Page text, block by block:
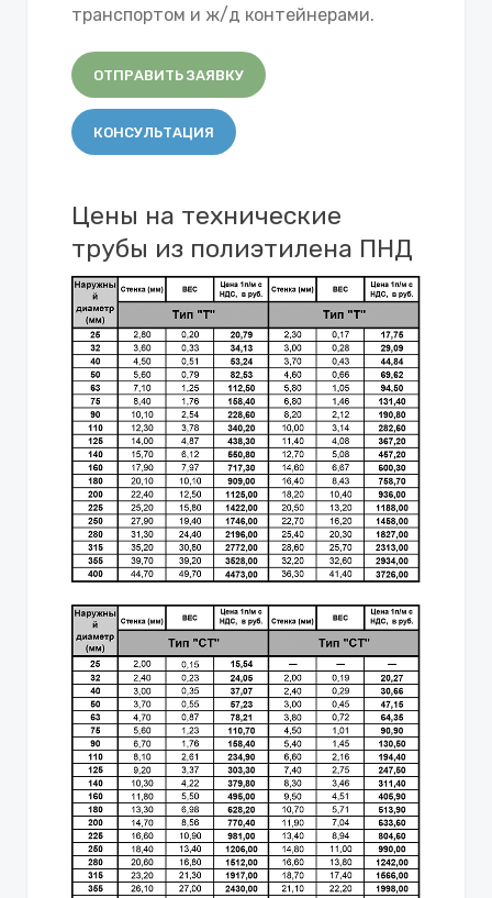
транспортом и ж/д контейнерами.
ОТПРАВИТЬ ЗАЯВКУ
КОНСУЛЬТАЦИЯ
Цены на технические
трубы из полиэтилена ПНД